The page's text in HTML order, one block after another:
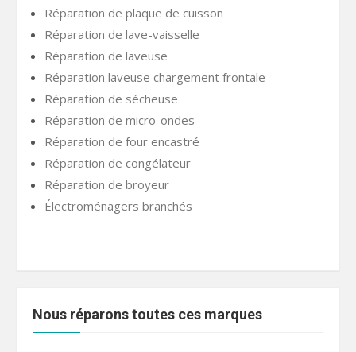
Nous réparons toutes ces marques
Réparation de plaque de cuisson
Réparation de lave-vaisselle
Réparation de laveuse
Réparation laveuse chargement frontale
Réparation de sécheuse
Réparation de micro-ondes
Réparation de four encastré
Réparation de congélateur
Réparation de broyeur
Électroménagers branchés